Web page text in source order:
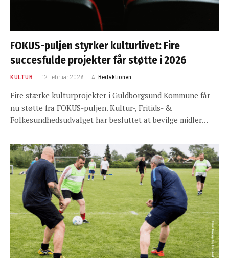
FOKUS-puljen styrker kulturlivet: Fire
succesfulde projekter får støtte i 2026
KULTUR 12. februar 2026 AfRedaktionen
Fire stærke kulturprojekter i Guldborgsund Kommune får
nu støtte fra FOKUS-puljen. Kultur-, Fritids- &
Folkesundhedsudvalget har besluttet at bevilge midler…